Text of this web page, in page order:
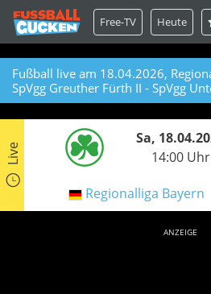
Free-TV Heute
Fußball live am 18.04.2026,
SpVgg Greuther Fürth II - SpVgg
Live
Sa,
14:00 Uhr
Regionalliga Bayern
ANZEIGE